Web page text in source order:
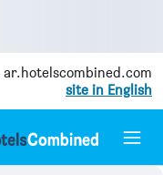
ar.hotelscombined.com
site in English